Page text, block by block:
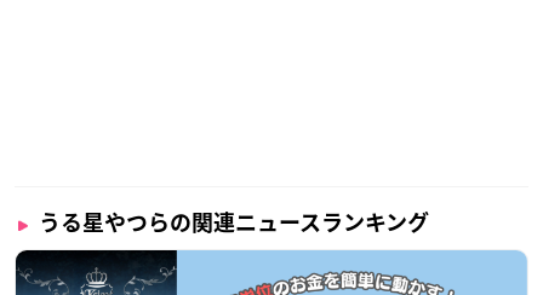
うる星やつらの関連ニュースランキング